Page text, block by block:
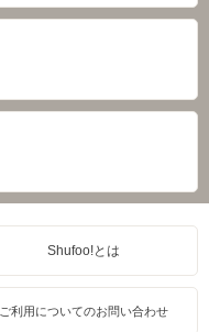
Shufoo!とは
ご利用についてのお問い合わせ